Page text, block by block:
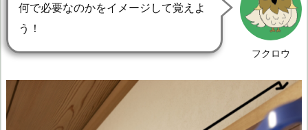
フクロウ
何で必要なのかをイメージして覚えよ
う！